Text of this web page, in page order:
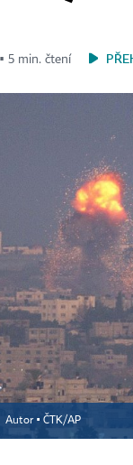
▪ 5 min. čtení
Autor ▪ ČTK/AP